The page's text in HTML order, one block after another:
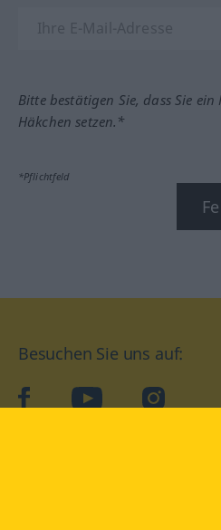
Bitte bestätigen Sie, dass Sie
Häkchen setzen.*
*Pflichtfeld
Besuchen Sie uns auf:
facebookYouTube Instagram